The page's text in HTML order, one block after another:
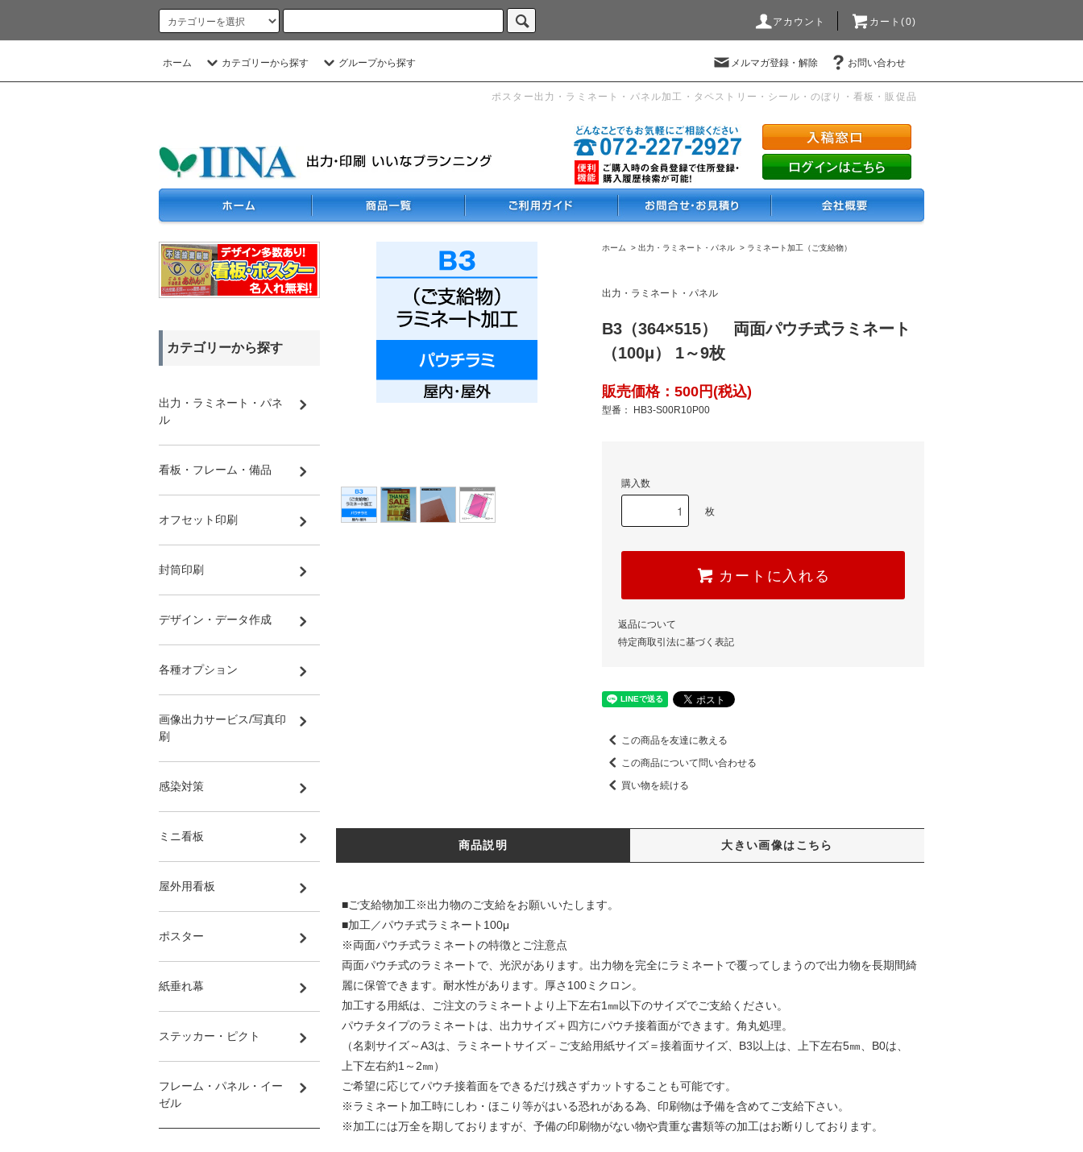
アカウント カート(0)
ホーム カテゴリーから探す グループから探す メルマガ登録・解除 お問い合わせ
ポスター出力・ラミネート・パネル加工・タペストリー・シール・のぼり・看板・販促品
ホーム > 出力・ラミネート・パネル > ラミネート加工（ご支給物）
出力・ラミネート・パネル
B3（364×515） 両面パウチ式ラミネート
（100μ） 1～9枚
販売価格：500円(税込)
型番： HB3-S00R10P00
購入数
枚
カートに入れる
返品について
特定商取引法に基づく表記
この商品を友達に教える
この商品について問い合わせる
買い物を続ける
商品説明 大きい画像はこちら
■ご支給物加工※出力物のご支給をお願いいたします。
■加工／パウチ式ラミネート100μ
※両面パウチ式ラミネートの特徴とご注意点
両面パウチ式のラミネートで、光沢があります。出力物を完全にラミネートで覆ってしまうので出力物を長期間綺
麗に保管できます。耐水性があります。厚さ100ミクロン。
加工する用紙は、ご注文のラミネートより上下左右1㎜以下のサイズでご支給ください。
パウチタイプのラミネートは、出力サイズ＋四方にパウチ接着面ができます。角丸処理。
（名刺サイズ～A3は、ラミネートサイズ－ご支給用紙サイズ＝接着面サイズ、B3以上は、上下左右5㎜、B0は、
上下左右約1～2㎜）
ご希望に応じてパウチ接着面をできるだけ残さずカットすることも可能です。
※ラミネート加工時にしわ・ほこり等がはいる恐れがある為、印刷物は予備を含めてご支給下さい。
※加工には万全を期しておりますが、予備の印刷物がない物や貴重な書類等の加工はお断りしております。
カテゴリーから探す
出力・ラミネート・パネ
ル
看板・フレーム・備品
オフセット印刷
封筒印刷
デザイン・データ作成
各種オプション
画像出力サービス/写真印
刷
感染対策
ミニ看板
屋外用看板
ポスター
紙垂れ幕
ステッカー・ピクト
フレーム・パネル・イー
ゼル